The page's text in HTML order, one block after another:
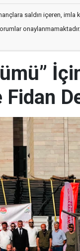
saldırı içeren, imla
onaylanmamaktadır.